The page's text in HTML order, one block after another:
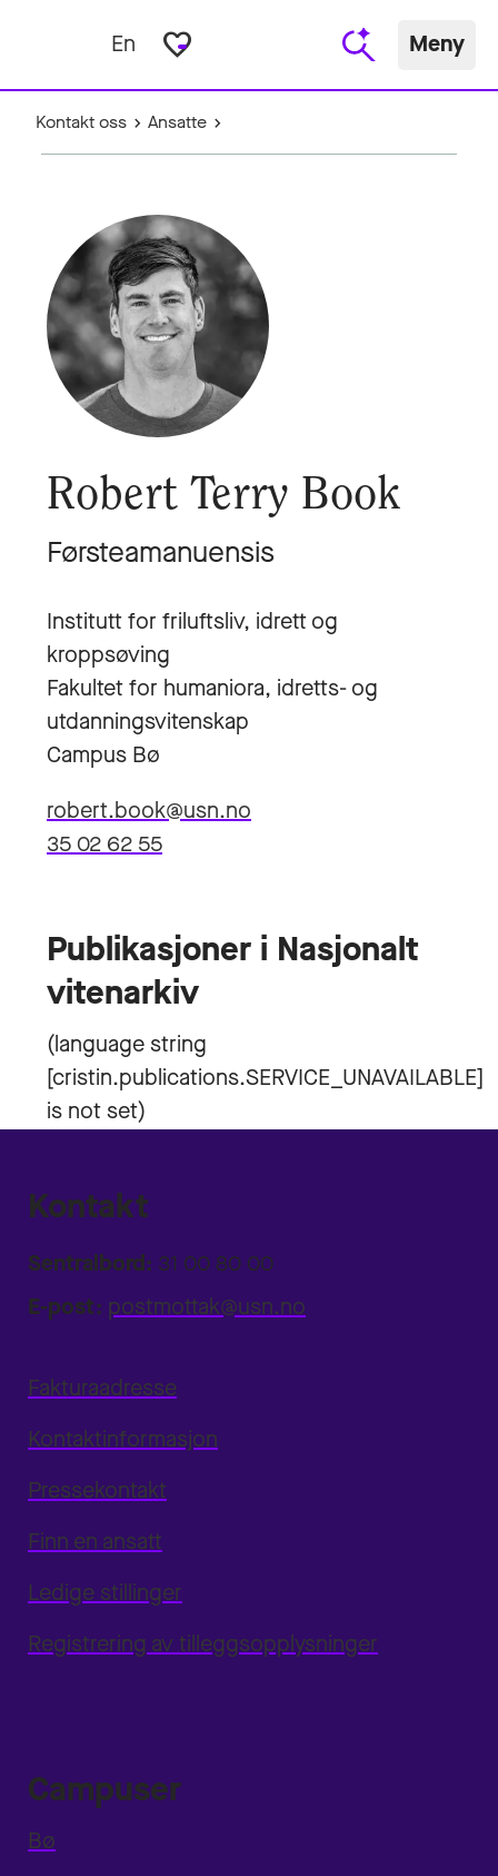
En favorite_border Meny
Kontakt oss Ansatte
Robert Terry Book
Førsteamanuensis
Institutt for friluftsliv, idrett og
kroppsøving
Fakultet for humaniora, idretts- og
utdanningsvitenskap
Campus Bø
robert.book@usn.no
35 02 62 55
Publikasjoner i Nasjonalt
vitenarkiv
Kontakt
Sentralbord: 31 00 80 00
E-post: postmottak@usn.no
Fakturaadresse
Kontaktinformasjon
Pressekontakt
Finn en ansatt
Ledige stillinger
Registrering av tilleggsopplysninger
Campuser
Bø